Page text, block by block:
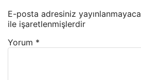
E-posta adresiniz
ile işaretlenmişlerdir
Yorum *